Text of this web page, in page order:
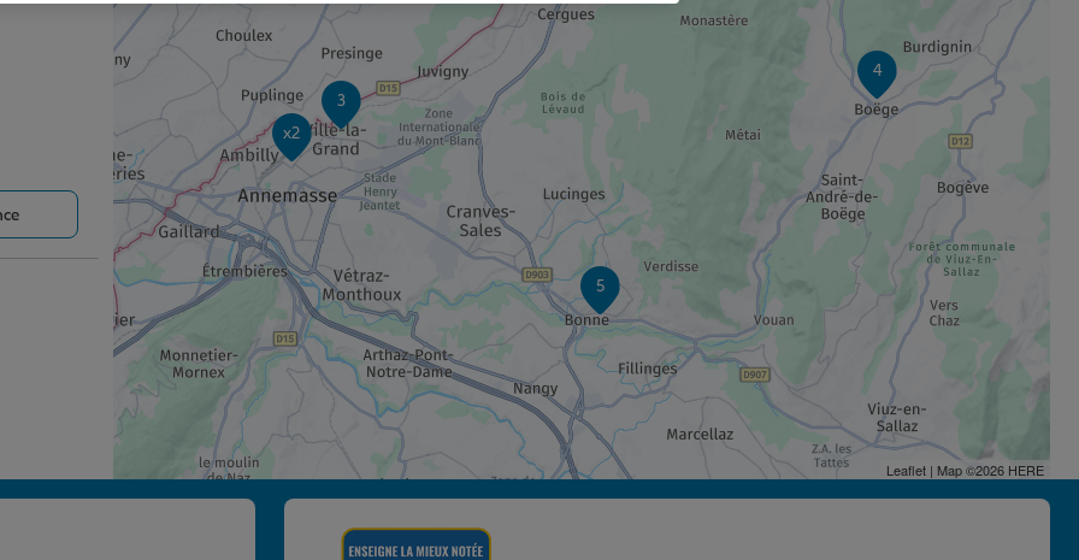
5
4
3
x2
Leaflet| Map ©2026 HERE